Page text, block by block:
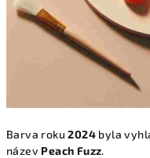
Barva roku2024 byla
název Peach Fuzz.